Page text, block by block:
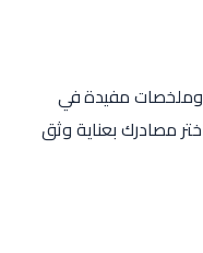
مفيدة في
مصادرك بعناية وثق